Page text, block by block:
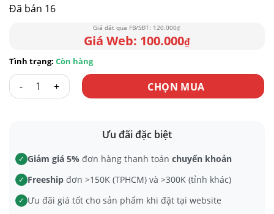
Đã bán 16
120.000₫
100.000₫
Còn hàng
PADDLE CHÂN MÈO số lượng CHỌN MUA
Ưu đãi đặc biệt
✓ Giảm giá 5% đơn hàng thanh toán chuyển khoản
✓ Freeship đơn >150K (TPHCM) và >300K (tỉnh khác)
✓ Ưu đãi giá tốt cho sản phẩm khi đặt tại website